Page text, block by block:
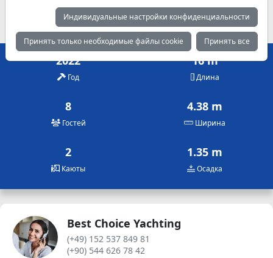
7,800 € 7,800 € 7,800 €
2022
Год
16 m
Длина
8
Гостей
4.38 m
Ширина
2
Каюты
1.35 m
Осадка
Best Choice Yachting
(+49) 152 537 849 81
(+90) 544 626 78 42
Индивидуальные настройки конфиденциальности
Принять только необходимые файлы cookie Принять все